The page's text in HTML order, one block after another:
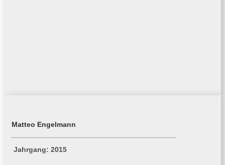
Matteo Engelmann
Jahrgang: 2015